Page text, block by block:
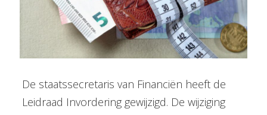
De staatssecretaris van Financiën heeft de
Leidraad Invordering gewijzigd. De wijziging